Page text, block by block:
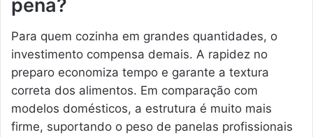
pena?
Para quem cozinha em grandes quantidades, o
investimento compensa demais. A rapidez no
preparo economiza tempo e garante a textura
correta dos alimentos. Em comparação com
modelos domésticos, a estrutura é muito mais
firme, suportando o peso de panelas profissionais